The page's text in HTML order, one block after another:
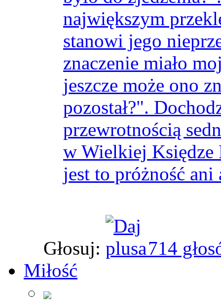
największym
stanowi jego
znaczenie miało
jeszcze może ono
pozostał?".
przewrotnością
w Wielkiej Księdze
jest to próżność ani
Głosuj:
714
Miłość